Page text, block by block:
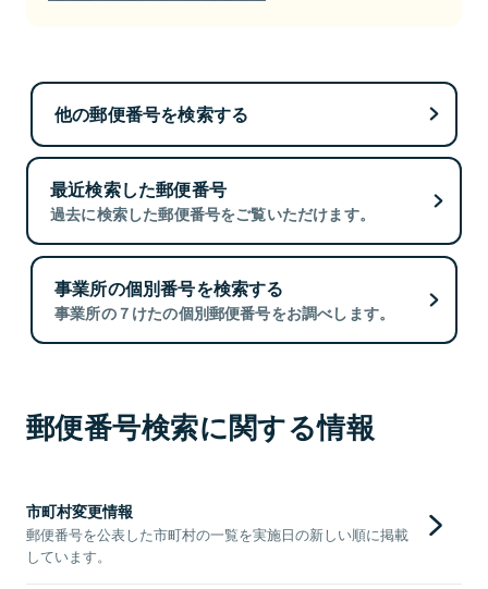
他の郵便番号を検索する
最近検索した郵便番号
過去に検索した郵便番号をご覧いただけます。
事業所の個別番号を検索する
事業所の７けたの個別郵便番号をお調べします。
郵便番号検索に関する情報
市町村変更情報
郵便番号を公表した市町村の一覧を実施日の新しい順に掲載
しています。